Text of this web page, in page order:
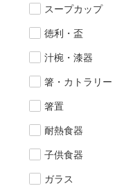
スープカップ
徳利・盃
汁椀・漆器
箸・カトラリー
箸置
耐熱食器
子供食器
ガラス